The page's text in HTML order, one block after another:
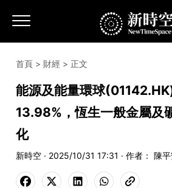
首頁 > 財經 > 正文
能源及能量環球
13.98%，恆生一般金屬及
化
新時空 · 2025/10/31 17:31 · 作者： 陳